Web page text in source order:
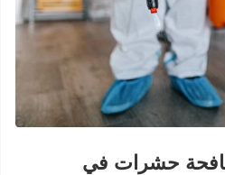
حشرات في